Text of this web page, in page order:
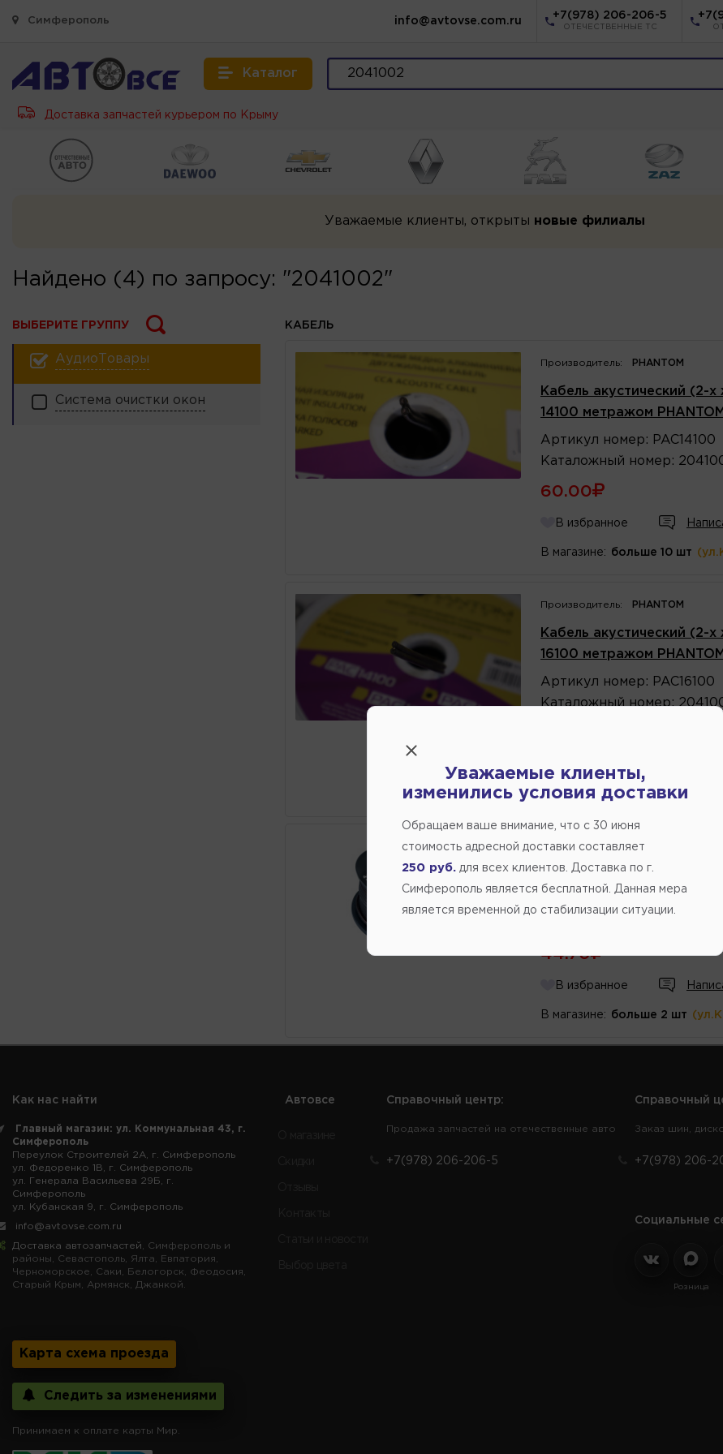
Симферополь info@avtovse.com.ru
+7(978) 206-206-5
ОТЕЧЕСТВЕННЫЕ ТС
Каталог
Доставка запчастей курьером по Крыму
Уважаемые клиенты, открыты новые филиалы
Найдено (4) по запросу: "2041002"
ВЫБЕРИТЕ ГРУППУ
АудиоТовары
Система очистки окон
КАБЕЛЬ
Производитель: PHANTOM
Кабель акустический (2-
14100 метражом PHANTOM
Артикул номер : PAC14100
Каталожный номер :
60.00
В избранное
В магазине: больше 10 шт
Производитель: PHANTOM
Кабель акустический (2-
16100 метражом PHANTOM
Артикул номер : PAC16100
Каталожный номер :
В магазине: больше 10 шт
Производитель: AMP
Кабель акустический (2-
Extremely flexible
44.70
В избранное
В магазине: больше 2 шт
Как нас найти
Главный магазин: ул. Коммунальная 43, г.
Симферополь
Переулок Строителей 2А, г. Симферополь
ул. Федоренко 1В, г. Симферополь
ул. Генерала Васильева 29Б, г.
Симферополь
ул. Кубанская 9, г. Симферополь
info@avtovse.com.ru
Доставка автозапчастей , Симферополь и
районы, Севастополь, Ялта, Евпатория,
Черноморское, Саки, Белогорск, Феодосия,
Старый Крым, Армянск, Джанкой.
Карта схема проезда
Следить за изменениями
Принимаем к оплате карты Мир.
Автовсе Справочный центр:
Продажа запчастей на отечественные авто
+7(978) 206-206-5
Справочный
Заказ шин,
+7(978) 206-
Социальные
Розница
Уважаемые клиенты,
изменились условия доставки
Обращаем ваше внимание, что c 30 июня
стоимость адресной доставки составляет
250 руб. для всех клиентов. Доставка по г.
Симферополь является бесплатной. Данная мера
является временной до стабилизации ситуации.